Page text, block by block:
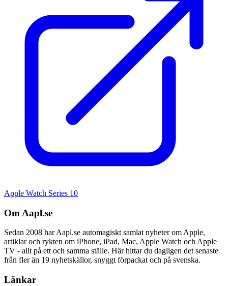
Apple Watch Series 10
Om Aapl.se
Sedan 2008 har Aapl.se automagiskt samlat nyheter om Apple,
artiklar och rykten om iPhone, iPad, Mac, Apple Watch och Apple
TV - allt på ett och samma ställe. Här hittar du dagligen det senaste
från fler än 19 nyhetskällor, snyggt förpackat och på svenska.
Länkar